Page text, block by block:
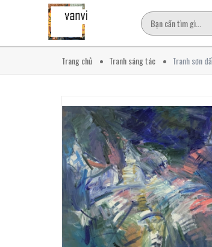
Trang chủ Tranh sáng tác Tranh sơn